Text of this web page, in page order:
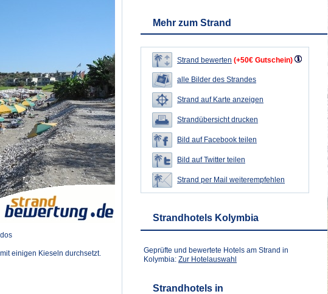
einigen Kieseln durchsetzt.
Mehr zum Strand
Strand bewerten (+50€ Gutschein)
alle Bilder des Strandes
Strand auf Karte anzeigen
Strandübersicht drucken
Bild auf Facebook teilen
Bild auf Twitter teilen
Strand per Mail weiterempfehlen
Strandhotels Kolymbia
Geprüfte und bewertete Hotels am Strand in
Kolymbia: Zur Hotelauswahl
Strandhotels in